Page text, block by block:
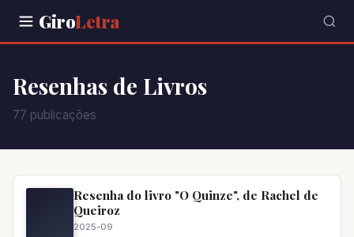
GiroLetra
Resenhas de Livros
77 publicações
Resenha do livro "O Quinze", de Rachel de
Queiroz
2025-09